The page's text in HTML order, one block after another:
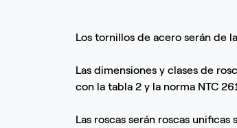
Los tornillos de acero serán de
Las dimensiones y clases de
con la tabla 2 y la norma NTC
Las roscas serán roscas